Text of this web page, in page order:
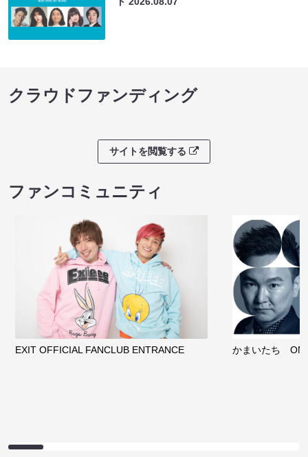
クラウドファンディング
サイトを閲覧する
ファンコミュニティ
EXIT OFFICIAL FANCLUB ENTRANCE かまいたち